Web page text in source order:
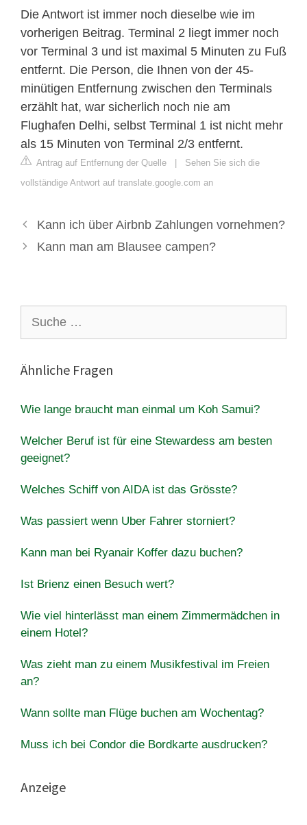
Die Antwort ist immer noch dieselbe wie im
vorherigen Beitrag. Terminal 2 liegt immer noch
vor Terminal 3 und ist maximal 5 Minuten zu Fuß
entfernt. Die Person, die Ihnen von der 45-
minütigen Entfernung zwischen den Terminals
erzählt hat, war sicherlich noch nie am
Flughafen Delhi, selbst Terminal 1 ist nicht mehr
als 15 Minuten von Terminal 2/3 entfernt.
Antrag auf Entfernung der Quelle | Sehen Sie sich die
vollständige Antwort auf translate.google.com an
Kann ich über Airbnb Zahlungen vornehmen?
Kann man am Blausee campen?
nach:
Ähnliche Fragen
Wie lange braucht man einmal um Koh Samui?
Welcher Beruf ist für eine Stewardess am besten
geeignet?
Welches Schiff von AIDA ist das Grösste?
Was passiert wenn Uber Fahrer storniert?
Kann man bei Ryanair Koffer dazu buchen?
Ist Brienz einen Besuch wert?
Wie viel hinterlässt man einem Zimmermädchen in
einem Hotel?
Was zieht man zu einem Musikfestival im Freien
an?
Wann sollte man Flüge buchen am Wochentag?
Muss ich bei Condor die Bordkarte ausdrucken?
Anzeige